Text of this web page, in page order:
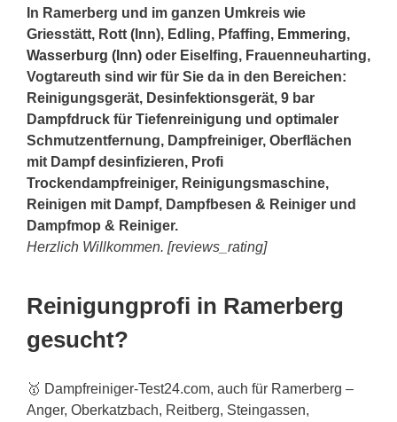
In Ramerberg und im ganzen Umkreis wie
Griesstätt, Rott (Inn), Edling, Pfaffing, Emmering,
Wasserburg (Inn) oder Eiselfing, Frauenneuharting,
Vogtareuth sind wir für Sie da in den Bereichen:
Reinigungsgerät, Desinfektionsgerät, 9 bar
Dampfdruck für Tiefenreinigung und optimaler
Schmutzentfernung, Dampfreiniger, Oberflächen
mit Dampf desinfizieren, Profi
Trockendampfreiniger, Reinigungsmaschine,
Reinigen mit Dampf, Dampfbesen & Reiniger und
Dampfmop & Reiniger.
Herzlich Willkommen. [reviews_rating]
Reinigungprofi in Ramerberg
gesucht?
🥇 Dampfreiniger-Test24.com, auch für Ramerberg –
Anger, Oberkatzbach, Reitberg, Steingassen,